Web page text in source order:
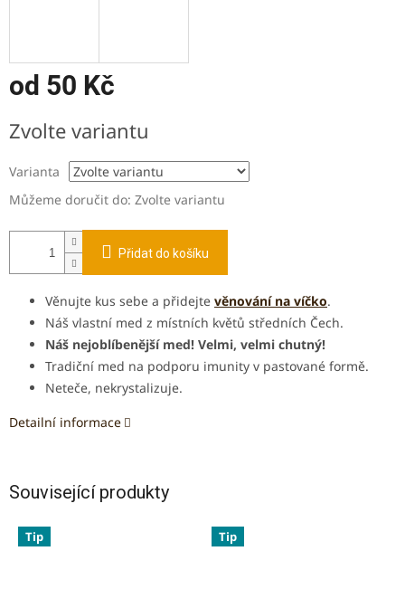
od 50 Kč
cena:
Zvolte variantu
Varianta
Můžeme doručit do: Zvolte variantu
Přidat do košíku
Věnujte kus sebe a přidejte věnování na víčko.
Náš vlastní med z místních květů středních Čech.
Náš nejoblíbenější med! Velmi, velmi chutný!
Tradiční med na podporu imunity v pastované formě.
Neteče, nekrystalizuje.
Detailní informace
Související produkty
Tip Tip